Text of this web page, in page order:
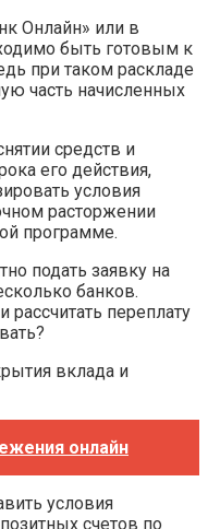
Онлайн» или в
быть готовым к
при таком раскладе
часть начисленных
средств и
его действия,
условия
расторжении
программе.
подать заявку на
банков.
рассчитать переплату
вклада и
онлайн
условия
счетов по